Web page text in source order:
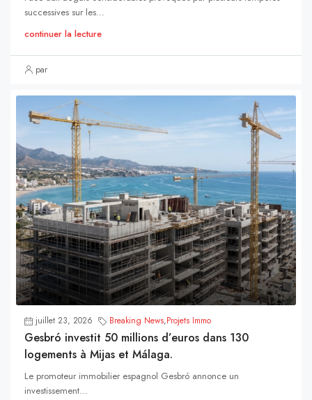
successives sur les...
continuer la lecture
par
juillet 23, 2026 Breaking News,Projets Immo
Gesbró investit 50 millions d’euros dans 130
logements à Mijas et Málaga.
Le promoteur immobilier espagnol Gesbró annonce un
investissement...